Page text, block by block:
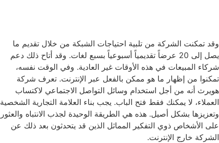
وقد تمكنت الشركة من تلبية احتياجات الشبكة من خلال تقديم ما
يصل إلى 20 عرضاً تقديمياً أسبوعياً بسبع لغات. وقد أتاح ذلك دعم
شركاء المبيعات في هذه الأوقات غير العادية. وفي الوقت نفسه،
تمكنوا من إظهار ما هو ممكن بالفعل عبر الإنترنت. تعرف شركة
هويرث أنه من أجل استخدام وسائل التواصل الاجتماعي لاكتساب
العملاء، لا يمكنك فقط فتح الباب. يجب بناء العلامة التجارية الشخصية
وتعزيزها بشكل أصيل. هذه هي الطريقة الوحيدة لجذب الانتباه والعثور
على الأشخاص ذوي التفكير المماثل الذين قد يتحدثون بعد ذلك عن
الشركة خارج الإنترنت.